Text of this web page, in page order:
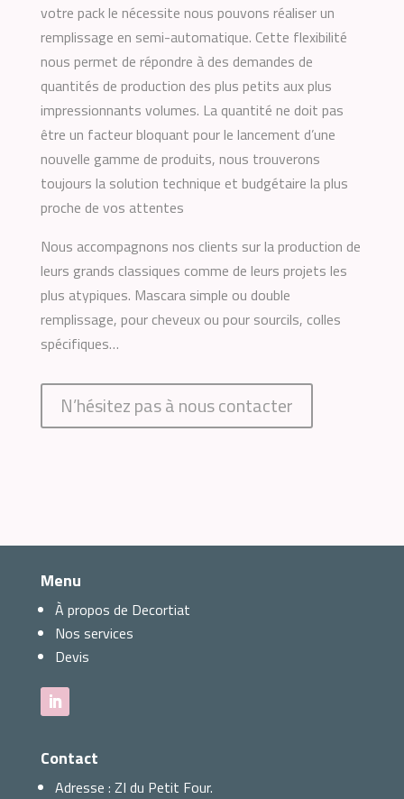
votre pack le nécessite nous pouvons réaliser un
remplissage en semi-automatique. Cette flexibilité
nous permet de répondre à des demandes de
quantités de production des plus petits aux plus
impressionnants volumes. La quantité ne doit pas
être un facteur bloquant pour le lancement d’une
nouvelle gamme de produits, nous trouverons
toujours la solution technique et budgétaire la plus
proche de vos attentes
Nous accompagnons nos clients sur la production de
leurs grands classiques comme de leurs projets les
plus atypiques. Mascara simple ou double
remplissage, pour cheveux ou pour sourcils, colles
spécifiques…
N’hésitez pas à nous contacter
Menu
À propos de Decortiat
Nos services
Devis
Contact
Adresse : ZI du Petit Four.